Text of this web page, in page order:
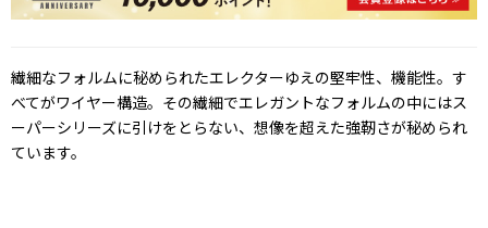
繊細なフォルムに秘められたエレクターゆえの堅牢性、機能性。す
べてがワイヤー構造。その繊細でエレガントなフォルムの中にはス
ーパーシリーズに引けをとらない、想像を超えた強靭さが秘められ
ています。